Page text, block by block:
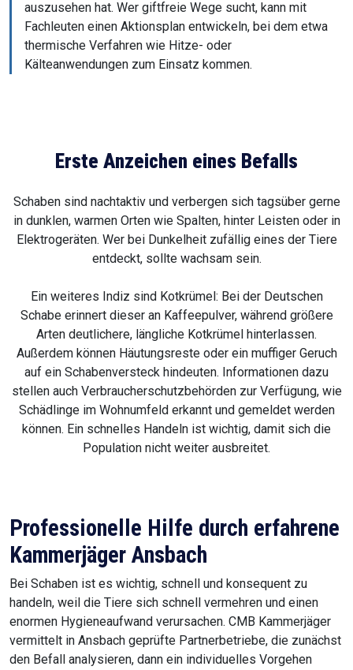
auszusehen hat. Wer giftfreie Wege sucht, kann mit
Fachleuten einen Aktionsplan entwickeln, bei dem etwa
thermische Verfahren wie Hitze- oder
Kälteanwendungen zum Einsatz kommen.
Erste Anzeichen eines Befalls
Schaben sind nachtaktiv und verbergen sich tagsüber gerne
in dunklen, warmen Orten wie Spalten, hinter Leisten oder in
Elektrogeräten. Wer bei Dunkelheit zufällig eines der Tiere
entdeckt, sollte wachsam sein.
Ein weiteres Indiz sind Kotkrümel: Bei der Deutschen
Schabe erinnert dieser an Kaffeepulver, während größere
Arten deutlichere, längliche Kotkrümel hinterlassen.
Außerdem können Häutungsreste oder ein muffiger Geruch
auf ein Schabenversteck hindeuten. Informationen dazu
stellen auch Verbraucherschutzbehörden zur Verfügung, wie
Schädlinge im Wohnumfeld erkannt und gemeldet werden
können. Ein schnelles Handeln ist wichtig, damit sich die
Population nicht weiter ausbreitet.
Professionelle Hilfe durch erfahrene
Kammerjäger Ansbach
Bei Schaben ist es wichtig, schnell und konsequent zu
handeln, weil die Tiere sich schnell vermehren und einen
enormen Hygieneaufwand verursachen. CMB Kammerjäger
vermittelt in Ansbach geprüfte Partnerbetriebe, die zunächst
den Befall analysieren, dann ein individuelles Vorgehen